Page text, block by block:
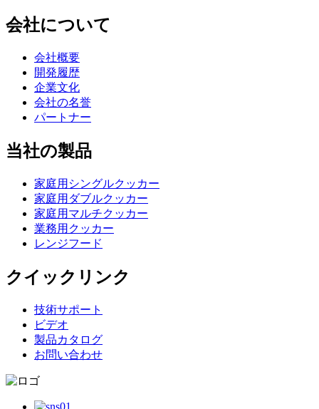
会社について
会社概要
開発履歴
企業文化
会社の名誉
パートナー
当社の製品
家庭用シングルクッカー
家庭用ダブルクッカー
家庭用マルチクッカー
業務用クッカー
レンジフード
クイックリンク
技術サポート
ビデオ
製品カタログ
お問い合わせ